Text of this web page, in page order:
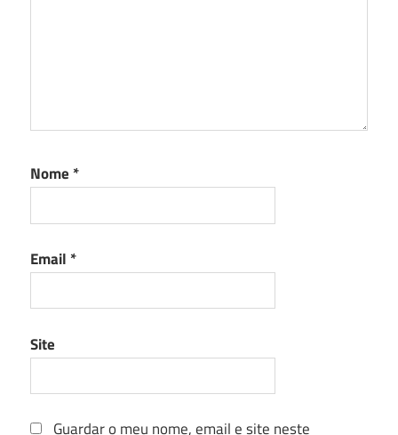
Nome *
Email *
Site
Guardar o meu nome, email e site neste